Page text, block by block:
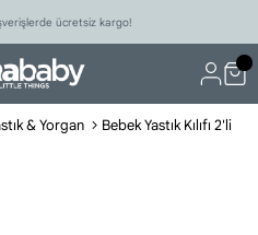
ücretsiz kargo!
& Yorgan Bebek Yastık Kılıfı 2'li